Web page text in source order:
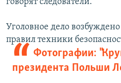
РАСПИСАНИЕ ВЕЩАНИЯ
ПОДПИШИТЕСЬ НА
СОЦИАЛЬНЫЕ СЕТИ
Уголовное дело
правил техники
Фотографии:
президента Польши